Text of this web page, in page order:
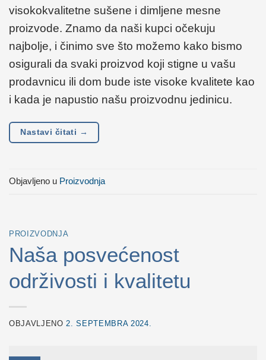
visokokvalitetne sušene i dimljene mesne
proizvode. Znamo da naši kupci očekuju
najbolje, i činimo sve što možemo kako bismo
osigurali da svaki proizvod koji stigne u vašu
prodavnicu ili dom bude iste visoke kvalitete kao
i kada je napustio našu proizvodnu jedinicu.
Nastavi čitati →
Objavljeno u Proizvodnja
PROIZVODNJA
Naša posvećenost
održivosti i kvalitetu
OBJAVLJENO 2. SEPTEMBRA 2024.